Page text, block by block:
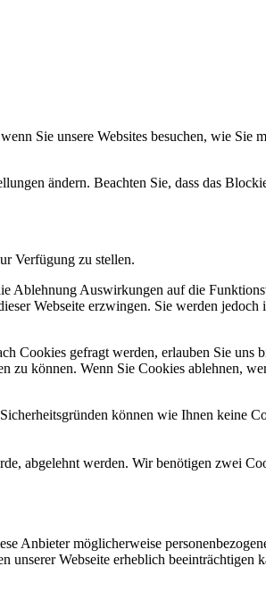
Sie unsere Websites besuchen, wie Sie
ändern. Beachten Sie, dass das
Verfügung zu stellen.
Ablehnung Auswirkungen auf die
Webseite erzwingen. Sie werden
Cookies gefragt werden, erlauben Sie
zu können. Wenn Sie Cookies ablehnen,
können wie Ihnen keine
abgelehnt werden. Wir benötigen zwei
Anbieter möglicherweise
unserer Webseite erheblich